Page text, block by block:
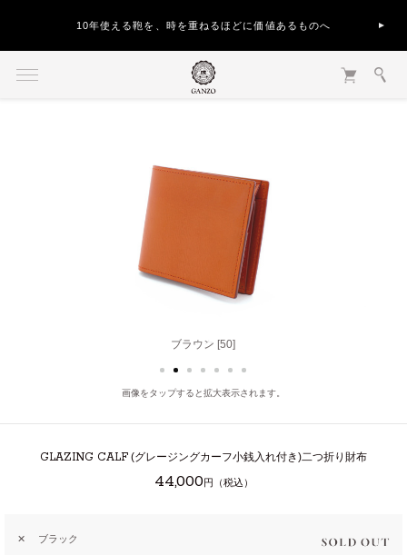
地震の影響による、お届け遅延について
ブラウン [50]
画像をタップすると拡大表示されます。
GLAZING CALF (グレージングカーフ小銭入れ付き)二つ折り財布
44,000円（税込）
✕ ブラック